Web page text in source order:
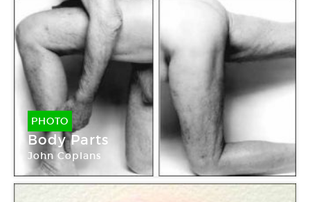
PHOTO
Body Parts
John Coplans